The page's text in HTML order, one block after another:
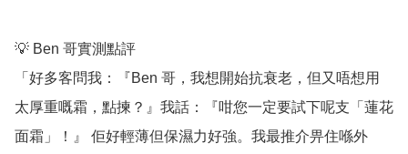
💡 Ben 哥實測點評
「好多客問我：『Ben 哥，我想開始抗衰老，但又唔想用
太厚重嘅霜，點揀？』我話：『咁您一定要試下呢支「蓮花
面霜」！』 佢好輕薄但保濕力好強。我最推介畀住喺外